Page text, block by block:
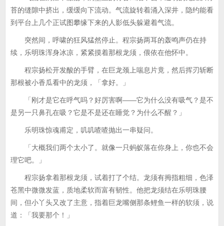
苔的缝隙中挤出，缓缓向下流动。气流旋转着涌入深井，隐约能看
到平台上几个正试图攀缘下来的人影低头躲避着气流。
突然间，呼啸的狂风猛然停止。程宗扬两耳的轰鸣声仍在持
续，乐明珠浑身冰凉，紧紧摸着那根龙须，偎依在他怀中。
程宗扬松开发酸的手臂，在巨龙颈上喘息片竟，然后挥刃斩断
那根被小香瓜看中的龙须，「拿好。」
「刚才是它在呼气吗？好厉害啊——它为什么没有吸气？是不
是另一只鼻孔在吸？它是不是还在睡觉？为什么不醒？」
乐明珠惊魂甫定，叽叽喳喳抛出一串疑问。
「大概我们两个太小了。就像一只蚂蚁落在你身上，你也不会
理它吧。」
程宗扬拿着那根龙须，试着打了个结。龙须有拇指粗细，色泽
苍黑中微微发蓝，质地柔软而富有韧性。他把龙须结在乐明珠腰
间，但小丫头又改了主意，指着巨龙嘴侧那条鲤鱼一样的软须，说
道：「我要那个！」